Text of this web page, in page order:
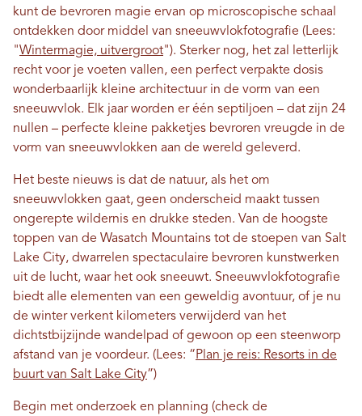
kunt de bevroren magie ervan op microscopische schaal
ontdekken door middel van sneeuwvlokfotografie (Lees:
"Wintermagie, uitvergroot"). Sterker nog, het zal letterlijk
recht voor je voeten vallen, een perfect verpakte dosis
wonderbaarlijk kleine architectuur in de vorm van een
sneeuwvlok. Elk jaar worden er één septiljoen – dat zijn 24
nullen – perfecte kleine pakketjes bevroren vreugde in de
vorm van sneeuwvlokken aan de wereld geleverd.
Het beste nieuws is dat de natuur, als het om
sneeuwvlokken gaat, geen onderscheid maakt tussen
ongerepte wildernis en drukke steden. Van de hoogste
toppen van de Wasatch Mountains tot de stoepen van Salt
Lake City, dwarrelen spectaculaire bevroren kunstwerken
uit de lucht, waar het ook sneeuwt. Sneeuwvlokfotografie
biedt alle elementen van een geweldig avontuur, of je nu
de winter verkent kilometers verwijderd van het
dichtstbijzijnde wandelpad of gewoon op een steenworp
afstand van je voordeur. (Lees: “ Plan je reis: Resorts in de
buurt van Salt Lake City”)
Begin met onderzoek en planning (check de